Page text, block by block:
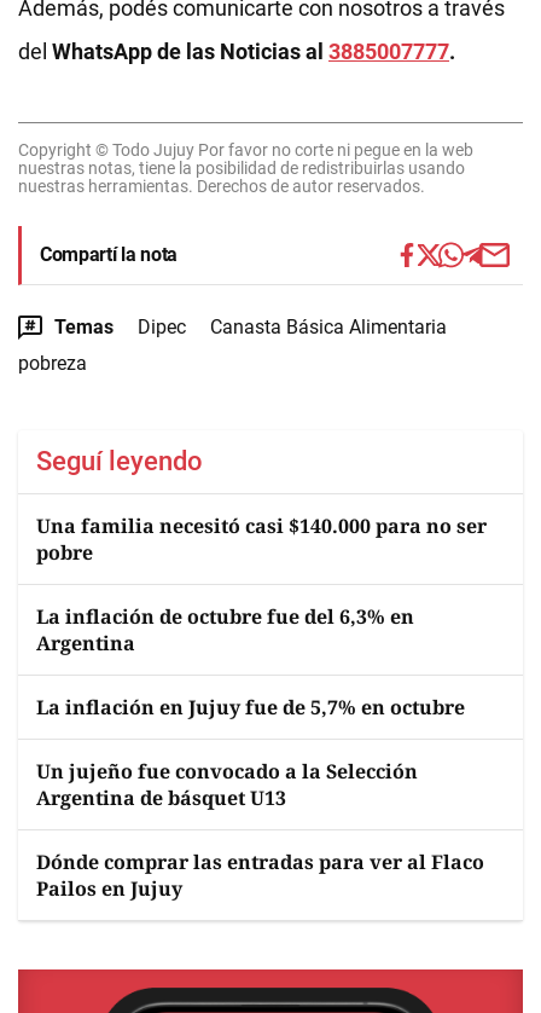
Además, podés comunicarte con nosotros a través
del WhatsApp de las Noticias al 3885007777.
Copyright © Todo Jujuy Por favor no corte ni pegue en la web
nuestras notas, tiene la posibilidad de redistribuirlas usando
nuestras herramientas. Derechos de autor reservados.
Compartí la nota
Temas Dipec
Canasta Básica Alimentaria
pobreza
Seguí leyendo
Una familia necesitó casi $140.000 para no ser
pobre
La inflación de octubre fue del 6,3% en
Argentina
La inflación en Jujuy fue de 5,7% en octubre
Un jujeño fue convocado a la Selección
Argentina de básquet U13
Dónde comprar las entradas para ver al Flaco
Pailos en Jujuy